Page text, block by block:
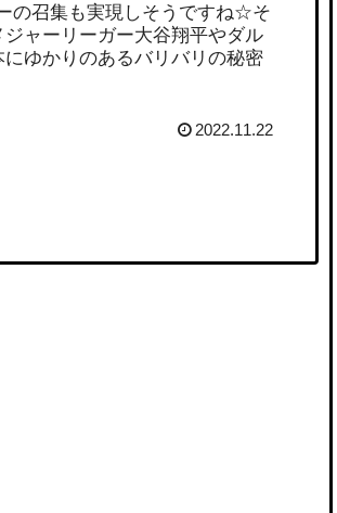
の召集も実現しそうですね☆そ
ャーリーガー大谷翔平やダル
ゆかりのあるバリバリの秘密
2022.11.22